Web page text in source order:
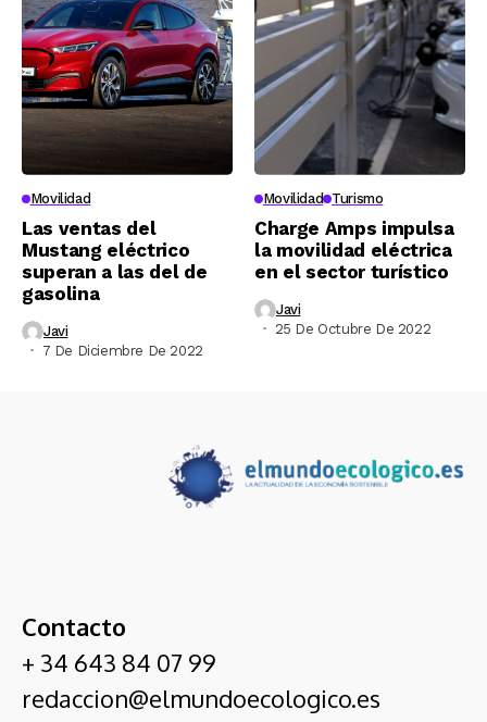
Movilidad
Las ventas del
Mustang eléctrico
superan a las del de
gasolina
Javi
7 De Diciembre De 2022
Movilidad Turismo
Charge Amps impulsa
la movilidad eléctrica
en el sector turístico
Javi
25 De Octubre De 2022
Contacto
+ 34 643 84 07 99
redaccion@elmundoecologico.es